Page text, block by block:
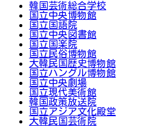
韓国芸術総合学校
国立中央博物館
国立国語院
国立中央図書館
国立国楽院
国立民俗博物館
大韓民国歴史博物館
国立ハングル博物館
国立中央劇場
国立現代美術館
韓国政策放送院
国立アジア文化殿堂
大韓民国芸術院